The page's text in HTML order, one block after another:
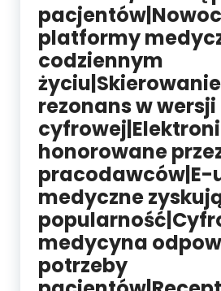
platformy
codziennym
rezonans w wersji
honorowane
pracodawców|E-
medyczne
medycyna
potrzeby